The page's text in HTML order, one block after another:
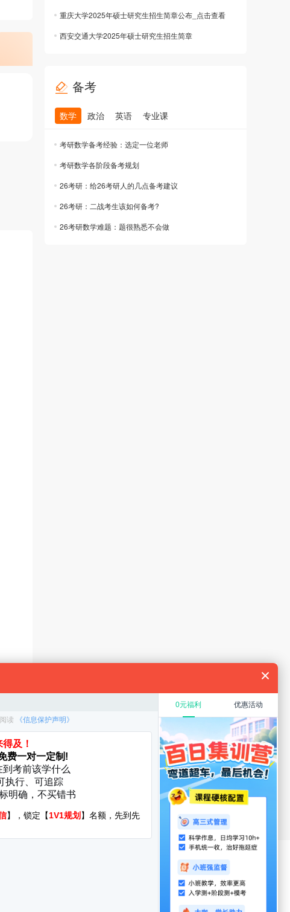
重庆大学2025年硕士研究生招生简章公布_点击查看
西安交通大学2025年硕士研究生招生简章
备考
数学 政治 英语 专业课
考研数学备考经验：选定一位老师
考研数学各阶段备考规划
26考研：给26考研人的几点备考建议
26考研：二战考生该如何备考?
26考研数学难题：题很熟悉不会做
考研规划
考研复试
考研调剂
厦门大学 华中科技大学 启航分校
咨询地址:北京市海淀区万泉河路68号紫金大厦11层